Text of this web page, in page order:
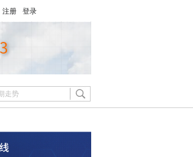
注册 登录